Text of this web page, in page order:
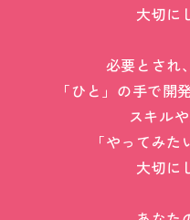
大切に
必要とされ
「ひと」の手で開
スキル
「やってみ
大切に